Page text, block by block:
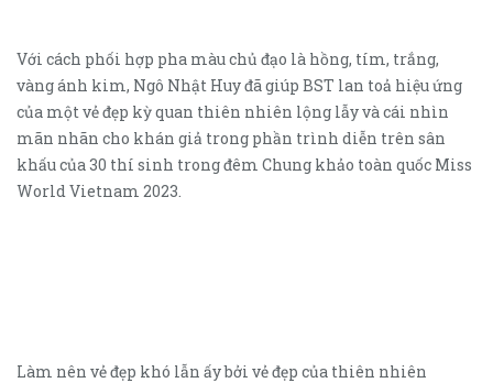
Với cách phối hợp pha màu chủ đạo là hồng, tím, trắng,
vàng ánh kim, Ngô Nhật Huy đã giúp BST lan toả hiệu ứng
của một vẻ đẹp kỳ quan thiên nhiên lộng lẫy và cái nhìn
mãn nhãn cho khán giả trong phần trình diễn trên sân
khấu của 30 thí sinh trong đêm Chung khảo toàn quốc Miss
World Vietnam 2023.
Làm nên vẻ đẹp khó lẫn ấy bởi vẻ đẹp của thiên nhiên